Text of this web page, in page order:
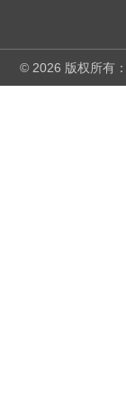
© 2026 版权所有